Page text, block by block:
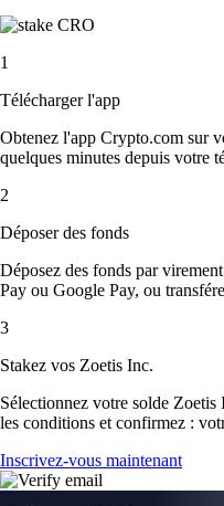
1
Télécharger l'app
Obtenez l'app Crypto.com sur
quelques minutes depuis votre
2
Déposer des fonds
Déposez des fonds par
Pay ou Google Pay, ou
3
Stakez vos Zoetis Inc.
Sélectionnez votre solde
les conditions et confirmez :
Inscrivez-vous maintenant